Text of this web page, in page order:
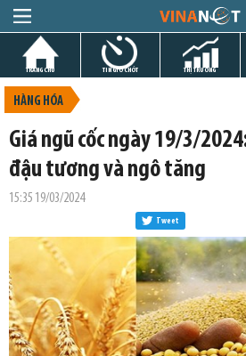
TRANG CHỦ TIN GIỜ CHÓT THỊ TRƯỜNG
HÀNG HÓA
Giá ngũ cốc ngày 19/3/
đậu tương và ngô tăng
15:35 19/03/2024
Tweet